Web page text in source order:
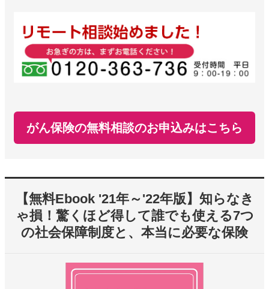
がん保険の無料相談のお申込みはこちら
【無料Ebook '21年～'22年版】知らなき
ゃ損！驚くほど得して誰でも使える7つ
の社会保障制度と、本当に必要な保険